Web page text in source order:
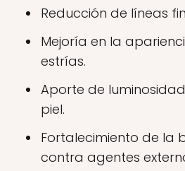
Reducción de líneas
Mejoría en la
estrías.
Aporte de
piel.
Fortalecimiento de la
contra agentes